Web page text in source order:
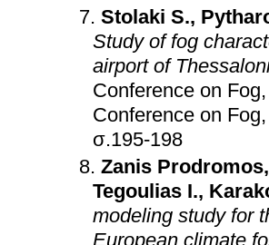
Stolaki S.,
Study of fog
airport of
Conference on
Conference on
σ.195-198
Zanis Prodromos
Tegoulias I.,
modeling study for
European climate